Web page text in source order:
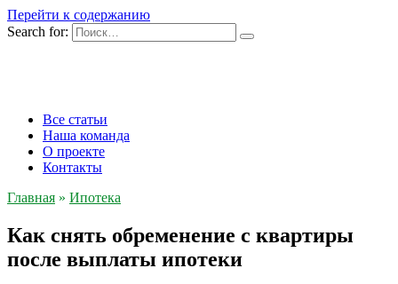
Перейти к содержанию
Search for:
Все статьи
Наша команда
О проекте
Контакты
Главная » Ипотека
Как снять обременение с квартиры
после выплаты ипотеки